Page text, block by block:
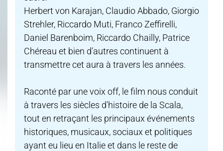
Herbert von Karajan, Claudio Abbado, Giorgio
Strehler, Riccardo Muti, Franco Zeffirelli,
Daniel Barenboim, Riccardo Chailly, Patrice
Chéreau et bien d’autres continuent à
transmettre cet aura à travers les années.
Raconté par une voix off, le film nous conduit
à travers les siècles d'histoire de la Scala,
tout en retraçant les principaux événements
historiques, musicaux, sociaux et politiques
ayant eu lieu en Italie et dans le reste de